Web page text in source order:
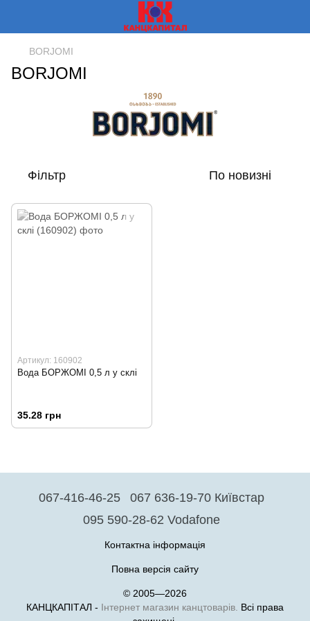
BORJOMI
BORJOMI
Фільтр По новизні
Артикул: 160902
Вода БОРЖОМІ 0,5 л у склі
35.28 грн
067-416-46-25
067 636-19-70 Київстар
095 590-28-62 Vodafone
Контактна інформація
Повна версія сайту
© 2005—2026
КАНЦКАПІТАЛ - Інтернет магазин канцтоварів. Всі права